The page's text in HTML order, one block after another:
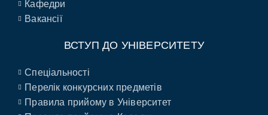
Кафедри
Вакансії
ВСТУП ДО УНІВЕРСИТЕТУ
Спеціальності
Перелік конкурсних предметів
Правила прийому в Університет